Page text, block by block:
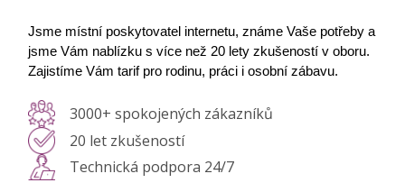
Jsme místní poskytovatel internetu, známe Vaše potřeby a
jsme Vám nablízku s více než 20 lety zkušeností v oboru.
Zajistíme Vám tarif pro rodinu, práci i osobní zábavu.
3000+ spokojených zákazníků
20 let zkušeností
Technická podpora 24/7